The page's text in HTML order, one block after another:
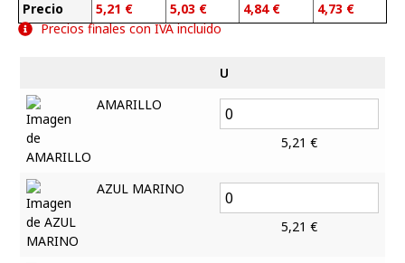
Precio
5,21 €
5,03 €
4,84 €
4,73 €
Precios finales con IVA incluido
U
AMARILLO
5,21 €
AZUL MARINO
5,21 €